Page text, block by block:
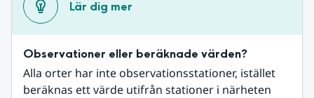
Lär dig mer
Observationer eller beräknade värden?
Alla orter har inte observationsstationer, istället
beräknas ett värde utifrån stationer i närheten